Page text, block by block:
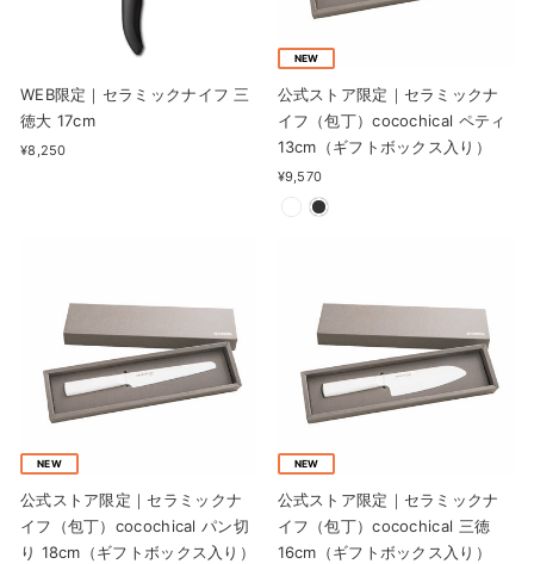
WEB限定｜セラミックナイフ 三
徳大 17cm
¥8,250
NEW
公式ストア限定｜セラミックナ
イフ（包丁）cocochical ペティ
13cm（ギフトボックス入り）
¥9,570
NEW
公式ストア限定｜セラミックナ
イフ（包丁）cocochical パン切
り 18cm（ギフトボックス入り）
NEW
公式ストア限定｜セラミックナ
イフ（包丁）cocochical 三徳
16cm（ギフトボックス入り）